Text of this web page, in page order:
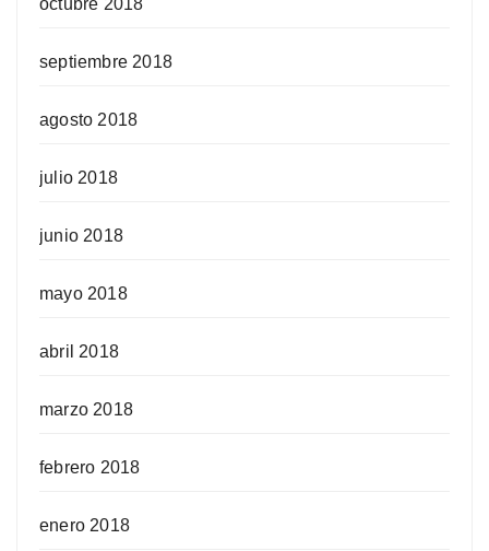
septiembre 2018
agosto 2018
julio 2018
junio 2018
mayo 2018
abril 2018
marzo 2018
febrero 2018
enero 2018